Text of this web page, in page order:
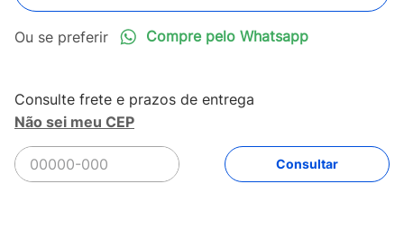
Compre pelo Whatsapp
Não sei meu CEP